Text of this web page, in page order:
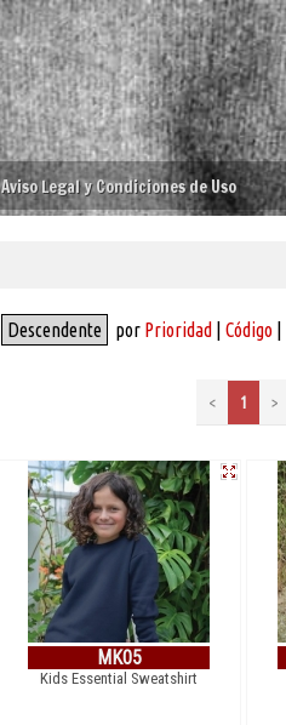
Aviso Legal y Condiciones de Uso
Descendente por Prioridad Código
< 1 >
MK05
Kids Essential Sweatshirt